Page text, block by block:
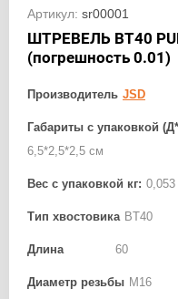
Артикул: sr00001
ШТРЕВЕЛЬ BT40
(погрешность 0.01)
Производитель JSD
Габариты с упаковкой
6,5*2,5*2,5 см
Вес с упаковкой кг: 0,053
Тип хвостовика BT40
Длина 60
Диаметр резьбы М16